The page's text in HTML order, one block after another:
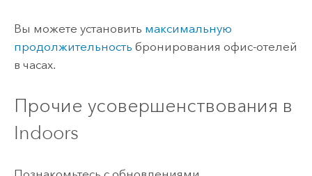
Вы можете установить максимальную
продолжительность бронирования офис-отелей
в часах.
Прочие усовершенствования в
Indoors